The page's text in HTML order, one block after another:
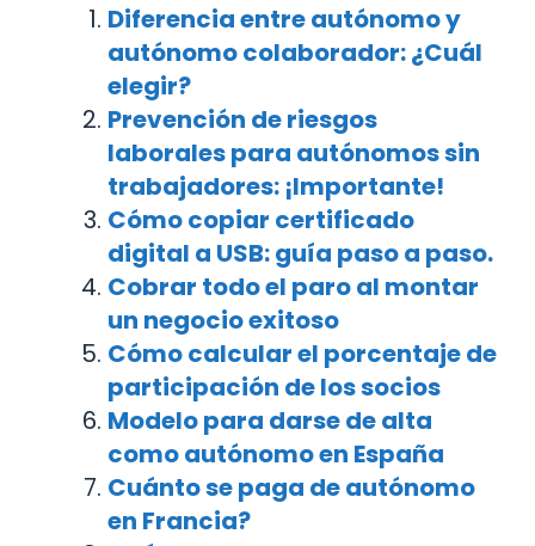
Diferencia entre autónomo y
autónomo colaborador: ¿Cuál
elegir?
Prevención de riesgos
laborales para autónomos sin
trabajadores: ¡Importante!
Cómo copiar certificado
digital a USB: guía paso a paso.
Cobrar todo el paro al montar
un negocio exitoso
Cómo calcular el porcentaje de
participación de los socios
Modelo para darse de alta
como autónomo en España
Cuánto se paga de autónomo
en Francia?